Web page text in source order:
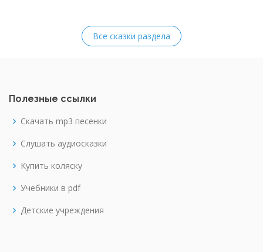
Все сказки раздела
Полезные ссылки
Скачать mp3 песенки
Слушать аудиосказки
Купить коляску
Учебники в pdf
Детские учреждения